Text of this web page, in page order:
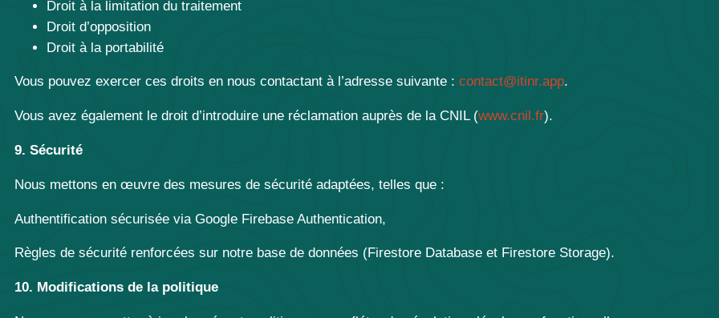
Droit à la limitation du traitement
Droit d’opposition
Droit à la portabilité
Vous pouvez exercer ces droits en nous contactant à l’adresse suivante : contact@itinr.app.
Vous avez également le droit d’introduire une réclamation auprès de la CNIL (www.cnil.fr).
9. Sécurité
Nous mettons en œuvre des mesures de sécurité adaptées, telles que :
Authentification sécurisée via Google Firebase Authentication,
Règles de sécurité renforcées sur notre base de données (Firestore Database et Firestore Storage).
10. Modifications de la politique